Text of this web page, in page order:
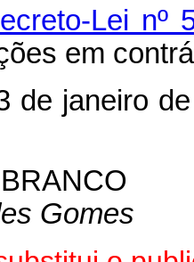
Lei nº
em
de
Gomes